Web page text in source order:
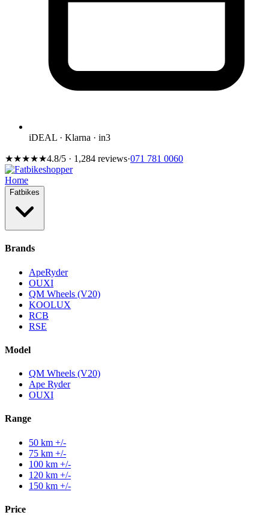
iDEAL · Klarna · in3
★★★★★4.8/5 · 1,284 reviews·071 781 0060
Home
Fatbikes
Brands
ApeRyder
OUXI
QM Wheels (V20)
KOOLUX
RCB
RSE
Model
QM Wheels (V20)
Ape Ryder
OUXI
Range
50 km +/-
75 km +/-
100 km +/-
120 km +/-
150 km +/-
Price